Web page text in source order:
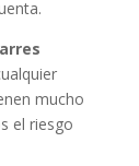
mucho
el riesgo